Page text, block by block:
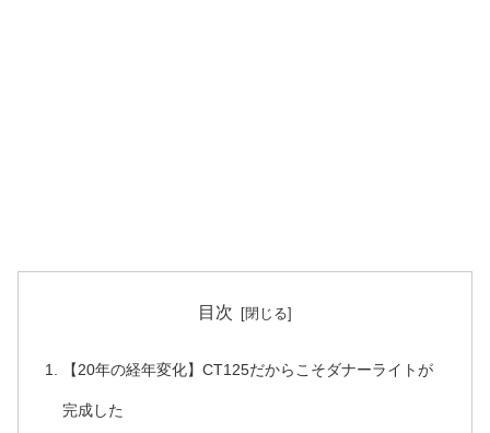
目次
【20年の経年変化】CT125だからこそダナーライトが
完成した